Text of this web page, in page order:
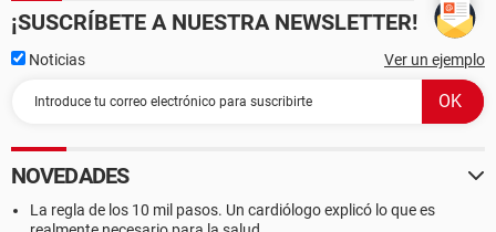
¡SUSCRÍBETE A NUESTRA NEWSLETTER!
Noticias Ver un ejemplo
NOVEDADES
La regla de los 10 mil pasos. Un cardiólogo explicó lo que es